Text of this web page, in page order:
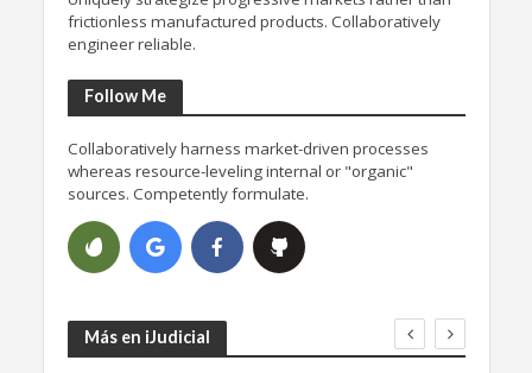
frictionless manufactured products. Collaboratively
engineer reliable.
Follow Me
Collaboratively harness market-driven processes
whereas resource-leveling internal or "organic"
sources. Competently formulate.
Más en iJudicial